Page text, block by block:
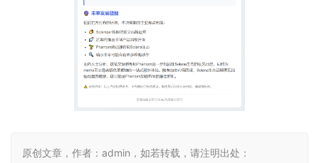
原创文章，作者：admin，如若转载，请注明出处：